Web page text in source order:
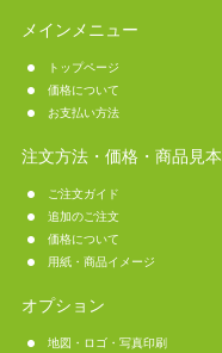
メインメニュー
トップページ
価格について
お支払い方法
注文方法・価格・商品見本
ご注文ガイド
追加のご注文
価格について
用紙・商品イメージ
オプション
地図・ロゴ・写真印刷